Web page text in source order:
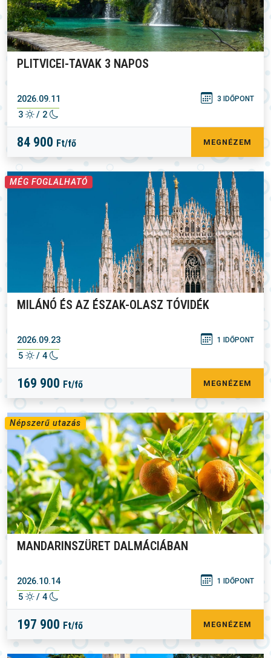
PLITVICEI-TAVAK 3 NAPOS
2026.09.11 3 IDŐPONT
3 / 2
84 900 Ft/fő MEGNÉZEM
MÉG FOGLALHATÓ
MILÁNÓ ÉS AZ ÉSZAK-OLASZ TÓVIDÉK
2026.09.23 1 IDŐPONT
5 / 4
169 900 Ft/fő MEGNÉZEM
Népszerű utazás
MANDARINSZÜRET DALMÁCIÁBAN
2026.10.14 1 IDŐPONT
5 / 4
197 900 Ft/fő MEGNÉZEM